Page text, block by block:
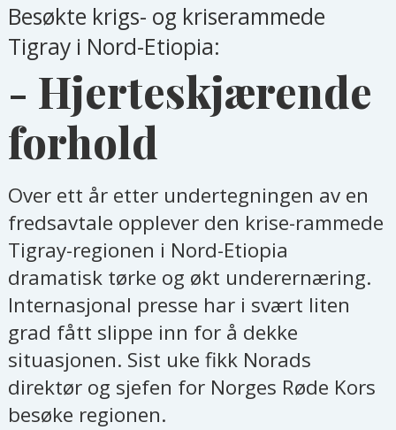
Besøkte krigs- og kriserammede
Tigray i Nord-Etiopia:
- Hjerteskjærende
forhold
Over ett år etter undertegningen av en
fredsavtale opplever den krise-rammede
Tigray-regionen i Nord-Etiopia
dramatisk tørke og økt underernæring.
Internasjonal presse har i svært liten
grad fått slippe inn for å dekke
situasjonen. Sist uke fikk Norads
direktør og sjefen for Norges Røde Kors
besøke regionen.